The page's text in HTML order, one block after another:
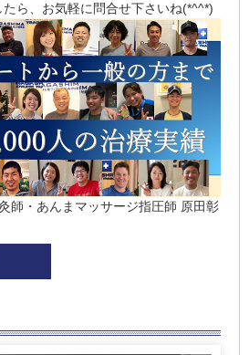
ら、お気軽に問合せ下さいね(*^^*)
師・あんまマッサージ指圧師 原田彰